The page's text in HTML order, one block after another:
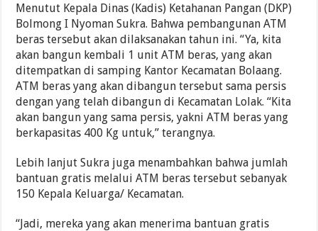
Menutut Kepala Dinas (Kadis) Ketahanan Pangan (DKP)
Bolmong I Nyoman Sukra. Bahwa pembangunan ATM
beras tersebut akan dilaksanakan tahun ini. “Ya, kita
akan bangun kembali 1 unit ATM beras, yang akan
ditempatkan di samping Kantor Kecamatan Bolaang.
ATM beras yang akan dibangun tersebut sama persis
dengan yang telah dibangun di Kecamatan Lolak. “Kita
akan bangun yang sama persis, yakni ATM beras yang
berkapasitas 400 Kg untuk,” terangnya.
Lebih lanjut Sukra juga menambahkan bahwa jumlah
bantuan gratis melalui ATM beras tersebut sebanyak
150 Kepala Keluarga/ Kecamatan.
“Jadi, mereka yang akan menerima bantuan gratis